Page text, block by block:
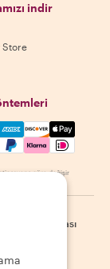
indir
Store
Visa, Amex,
göre değişir
Site haritası